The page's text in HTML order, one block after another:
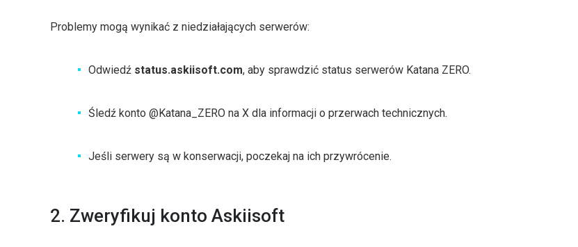
Problemy mogą wynikać z niedziałających serwerów:
Odwiedź status.askiisoft.com, aby sprawdzić status serwerów Katana ZERO.
Śledź konto @Katana_ZERO na X dla informacji o przerwach technicznych.
Jeśli serwery są w konserwacji, poczekaj na ich przywrócenie.
2. Zweryfikuj konto Askiisoft